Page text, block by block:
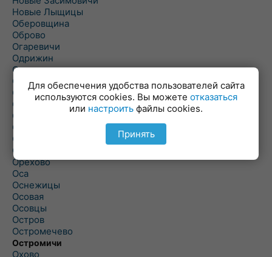
Новые Лыщицы
Оберовщина
Оброво
Огаревичи
Одрижин
Оздамичи
Озяты
Олтуш
Ольманы
Ольпень
Ольшаны
Омельная
Ополь
Орехово
Оса
Оснежицы
Осовая
Осовцы
Остров
Остромечево
Остромичи
Охово
Для обеспечения удобства пользователей сайта
используются cookies. Вы можете отказаться
или настроить файлы cookies.
Принять